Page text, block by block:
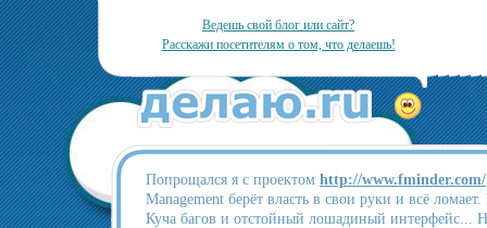
Ведешь свой блог или сайт?
Расскажи посетителям о том, что делаешь!
Попрощался я с проектом http://www.fminder.com/
Management берёт власть в свои руки и всё
Куча багов и отстойный лошадиный интерфейс...